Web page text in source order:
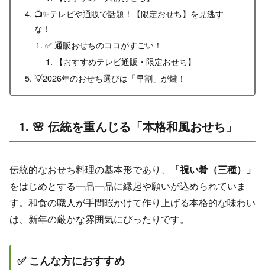
📺✨テレビや通販で話題！【限定おせち】を見逃す
な！
✅ 通販おせちのココがすごい！
【おすすめテレビ通販・限定おせち】
💡2026年のおせち選びは「早割」が鍵！
1. 🌸 伝統を重んじる「本格和風おせち」
伝統的なおせち料理の基本形であり、
「祝い肴（三種）」
をはじめとする一品一品に縁起や願いが込められていま
す。和食の職人が手間暇かけて作り上げる本格的な味わい
は、新年の厳かな雰囲気にぴったりです。
✅ こんな方におすすめ